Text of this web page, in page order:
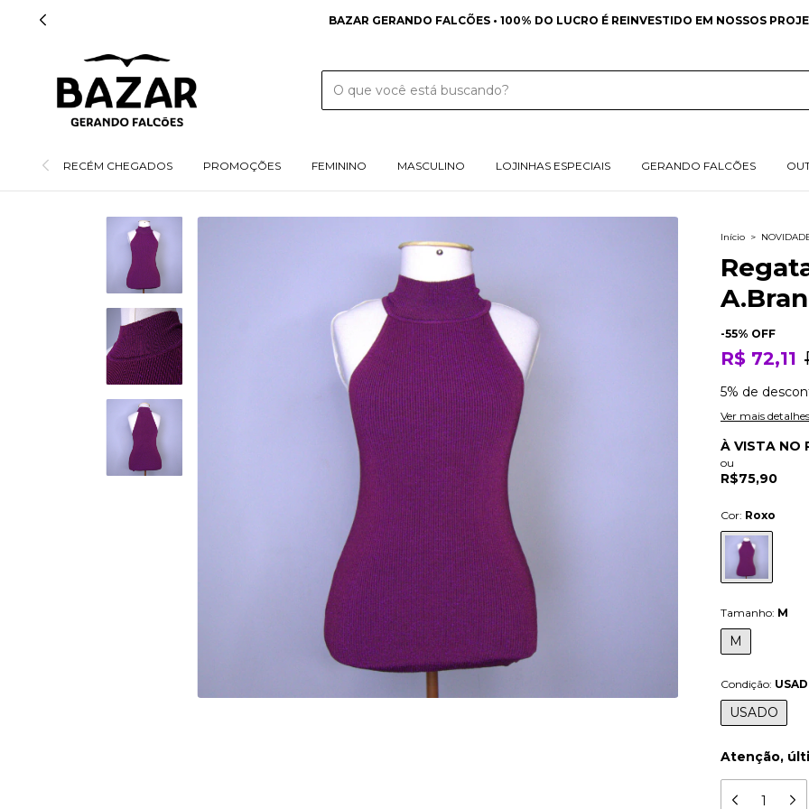
FRETE GRÁTIS NAS COMPRAS ACIMA DE 349 REAIS PARA SUL E
RECÉM CHEGADOS PROMOÇÕES FEMININO MASCULINO LOJINHAS ESPECIAIS GERANDO FALCÕES
Início >
-55% OFF
R$ 72,11
5% de
Ver mais detalhes
À VISTA NO
ou
R$75,90
Cor: Roxo
Tamanho: M
M
Condição:
USADO
Atenção,